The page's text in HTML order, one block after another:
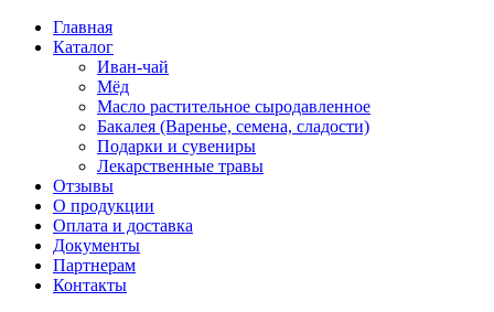
Главная
Каталог
Иван-чай
Мёд
Масло растительное сыродавленное
Бакалея (Варенье, семена, сладости)
Подарки и сувениры
Лекарственные травы
Отзывы
О продукции
Оплата и доставка
Документы
Партнерам
Контакты